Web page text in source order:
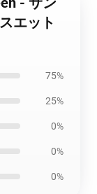
エット
75%
25%
0%
0%
0%